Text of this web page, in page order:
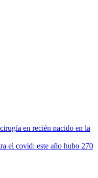
en recién nacido en la
el covid: este año hubo 270